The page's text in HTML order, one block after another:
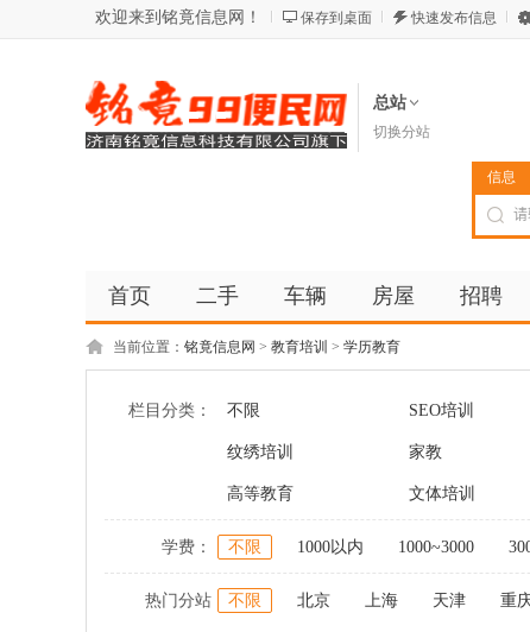
欢迎来到铭竟信息网！ 保存到桌面 快速发布信息
总站
切换分站
信息
首页 二手 车辆 房屋 招聘
当前位置： 铭竟信息网 > 教育培训 > 学历教育
栏目分类： 不限 SEO培训
纹绣培训 家教
高等教育 文体培训
学费： 不限 1000以内 1000~3000
热门分站 不限 北京 上海 天津 重